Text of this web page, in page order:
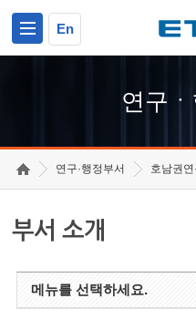
En
연구
연구·행정부서 호남권연
부서 소개
메뉴를 선택하세요.